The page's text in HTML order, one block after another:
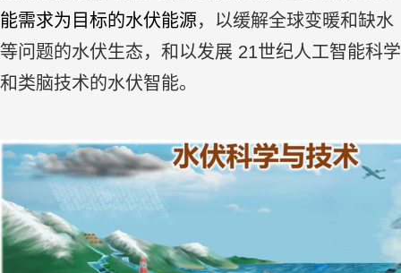
能需求为目标的水伏能源，以缓解全球变暖和缺水
等问题的水伏生态，和以发展 21世纪人工智能科学
和类脑技术的水伏智能。